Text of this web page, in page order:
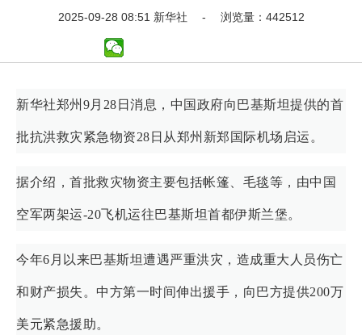
2025-09-28 08:51 新华社 - 浏览量：442512
新华社郑州9月28日消息，中国政府向巴基斯坦提供的首
批抗洪救灾紧急物资28日从郑州新郑国际机场启运。
据介绍，首批救灾物资主要包括帐篷、毛毯等，由中国
空军两架运-20飞机运往巴基斯坦首都伊斯兰堡。
今年6月以来巴基斯坦遭遇严重洪灾，造成重大人员伤亡
和财产损失。中方第一时间伸出援手，向巴方提供200万
美元紧急援助。